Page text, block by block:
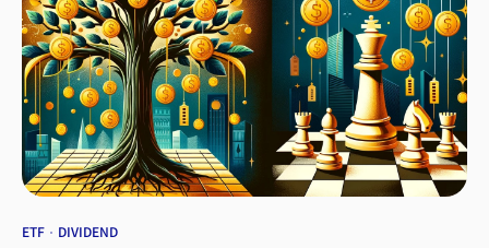
투자자들은 복잡한 기업 분석 없이도 경제 성장과 기술의 혁신, 그리고 글로벌
시장에 분산 투자할 수 있게 됐다. 그렇다면 수많은 ETF 중 어떤 상품이 '진짜'
장기 보유에 적합할까? 수십 년 동안 쌓아온 데이터를 바탕으로 검증된 ETF
들은 모두 초저비용과 장기 초과수익을 기록했다는 공통점이 있다. 또한 시장
또는 섹터 전체를 대표해 위기에도 복원력이 높은 구조를 띄고 있다. 지금
소개할 7개의 ETF는 이런 이유로 전세계 투자자들에게 가장 사랑받는
상품이다. 미국의 대표지수부터 글로벌 분산, 기술 성장에 배당 인컴까지
투자자의 성향과 목표에 따라 선택 가능한 장기 전략의 최고 상품을 소개한다.
ETF DIVIDEND